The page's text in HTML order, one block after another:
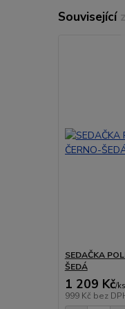
Související
SEDAČKA
ŠEDÁ
1 209 Kč/ks
999 Kč bez